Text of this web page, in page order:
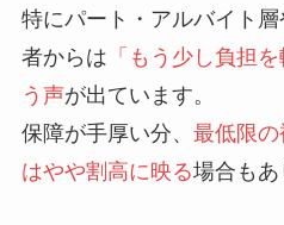
特にパート・アルバイト
者からは 「もう少し負担
う声が出ています。
保障が手厚い分、 最低限
はやや割高に映る場合もあ